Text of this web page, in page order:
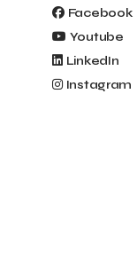
Deliverback
Facebook
Youtube
LinkedIn
Instagram